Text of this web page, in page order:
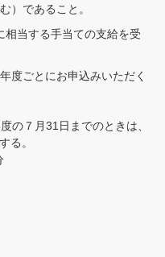
）であること。
相当する手当ての支給を受
度ごとにお申込みいただく
の７月31日までのときは、
る。